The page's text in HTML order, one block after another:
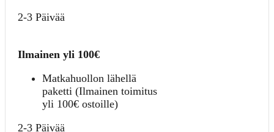
2-3 Päivää
Ilmainen yli 100€
Matkahuollon lähellä
paketti (Ilmainen toimitus
yli 100€ ostoille)
2-3 Päivää